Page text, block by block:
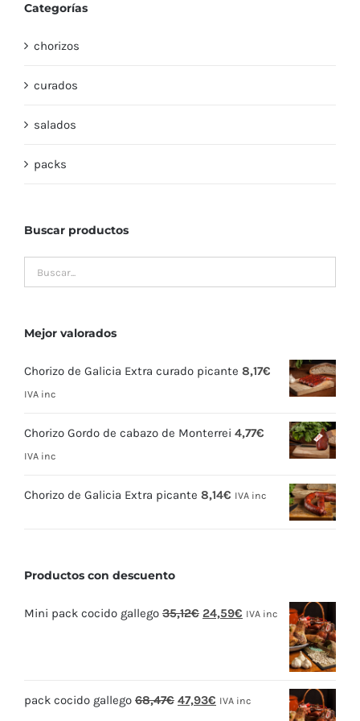
Categorías
chorizos
curados
salados
packs
Buscar productos
Mejor valorados
Chorizo de Galicia Extra curado picante 8,17€
IVA inc
Chorizo Gordo de cabazo de Monterrei 4,77€
IVA inc
Chorizo de Galicia Extra picante 8,14€ IVA inc
Productos con descuento
Mini pack cocido gallego 35,12€ El
35,12€.
24,59€ El
24,59€.
IVA inc
pack cocido gallego 68,47€ El
47,93€ El
IVA inc